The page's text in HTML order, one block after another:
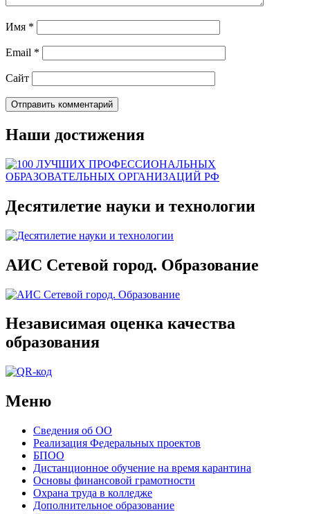
Имя *
Email *
Сайт
Наши достижения
Десятилетие науки и технологии
АИС Сетевой город. Образование
Независимая оценка качества
образования
Меню
Сведения об ОО
Реализация Федеральных проектов
БПОО
Дистанционное обучение на время карантина
Основы финансовой грамотности
Охрана труда в колледже
Дополнительное образование